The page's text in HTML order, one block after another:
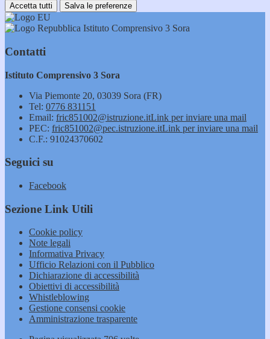
Accetta tutti Salva le preferenze
Istituto Comprensivo 3 Sora
Contatti
Istituto Comprensivo 3 Sora
Via Piemonte 20, 03039 Sora (FR)
Tel: 0776 831151
Email: fric851002@istruzione.itLink per inviare una mail
PEC: fric851002@pec.istruzione.itLink per inviare una mail
C.F.: 91024370602
Seguici su
Facebook
Sezione Link Utili
Cookie policy
Note legali
Informativa Privacy
Ufficio Relazioni con il Pubblico
Dichiarazione di accessibilità
Obiettivi di accessibilità
Whistleblowing
Gestione consensi cookie
Amministrazione trasparente